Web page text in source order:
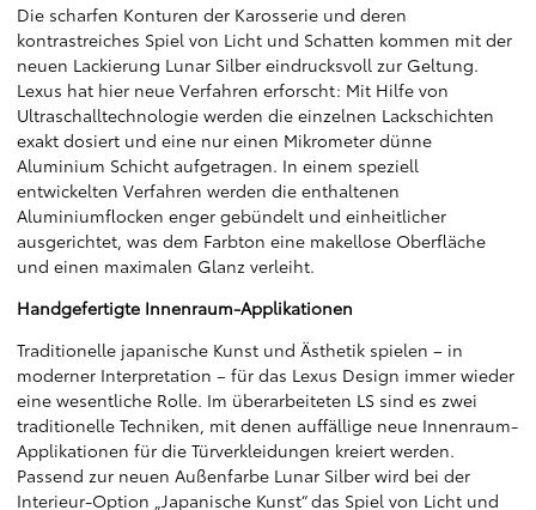
Die scharfen Konturen der Karosserie und deren
kontrastreiches Spiel von Licht und Schatten kommen mit der
neuen Lackierung Lunar Silber eindrucksvoll zur Geltung.
Lexus hat hier neue Verfahren erforscht: Mit Hilfe von
Ultraschalltechnologie werden die einzelnen Lackschichten
exakt dosiert und eine nur einen Mikrometer dünne
Aluminium Schicht aufgetragen. In einem speziell
entwickelten Verfahren werden die enthaltenen
Aluminiumflocken enger gebündelt und einheitlicher
ausgerichtet, was dem Farbton eine makellose Oberfläche
und einen maximalen Glanz verleiht.
Handgefertigte Innenraum-Applikationen
Traditionelle japanische Kunst und Ästhetik spielen – in
moderner Interpretation – für das Lexus Design immer wieder
eine wesentliche Rolle. Im überarbeiteten LS sind es zwei
traditionelle Techniken, mit denen auffällige neue Innenraum-
Applikationen für die Türverkleidungen kreiert werden.
Passend zur neuen Außenfarbe Lunar Silber wird bei der
Interieur-Option „Japanische Kunst“ das Spiel von Licht und